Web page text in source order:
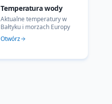
Temperatura wody
Aktualne temperatury w
Bałtyku i morzach Europy
Otwórz